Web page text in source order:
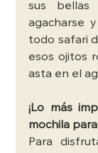
sus bellas
agacharse
todo safari
esos ojitos
asta en el
¡Lo más
mochila
Para